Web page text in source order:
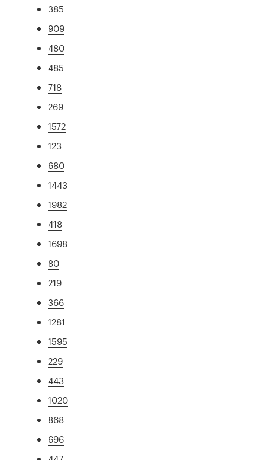
385
909
480
485
718
269
1572
123
680
1443
1982
418
1698
80
219
366
1281
1595
229
443
1020
868
696